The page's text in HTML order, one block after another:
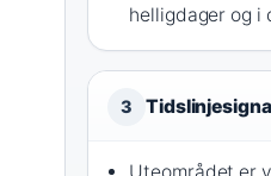
helligdager og
3